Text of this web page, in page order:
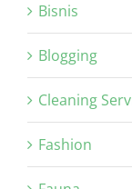
Bisnis
Blogging
Cleaning
Fashion